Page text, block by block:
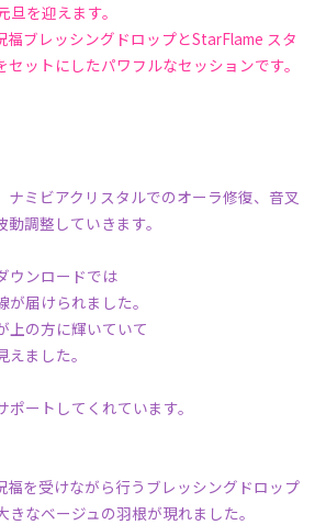
を迎えます。
福ブレッシングドロップとStarFlame スタ
ットにしたパワフルなセッションです。
ナミビアクリスタルでのオーラ修復、音叉
調整していきます。
ウンロードでは
届けられました。
上の方に輝いていて
ました。
ートしてくれています。
福を受けながら行うブレッシングドロップ
なベージュの羽根が現れました。